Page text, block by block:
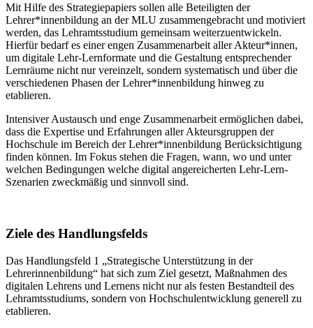
Mit Hilfe des Strategiepapiers sollen alle Beteiligten der
Lehrer*innenbildung an der MLU zusammengebracht und motiviert
werden, das Lehramtsstudium gemeinsam weiterzuentwickeln.
Hierfür bedarf es einer engen Zusammenarbeit aller Akteur*innen,
um digitale Lehr-Lernformate und die Gestaltung entsprechender
Lernräume nicht nur vereinzelt, sondern systematisch und über die
verschiedenen Phasen der Lehrer*innenbildung hinweg zu
etablieren.
Intensiver Austausch und enge Zusammenarbeit ermöglichen dabei,
dass die Expertise und Erfahrungen aller Akteursgruppen der
Hochschule im Bereich der Lehrer*innenbildung Berücksichtigung
finden können. Im Fokus stehen die Fragen, wann, wo und unter
welchen Bedingungen welche digital angereicherten Lehr-Lern-
Szenarien zweckmäßig und sinnvoll sind.
Ziele des Handlungsfelds
Das Handlungsfeld 1 „Strategische Unterstützung in der
Lehrerinnenbildung“ hat sich zum Ziel gesetzt, Maßnahmen des
digitalen Lehrens und Lernens nicht nur als festen Bestandteil des
Lehramtsstudiums, sondern von Hochschulentwicklung generell zu
etablieren.